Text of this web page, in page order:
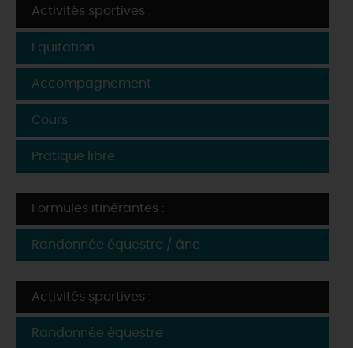
Activités sportives :
Equitation
Accompagnement
Cours
Pratique libre
Formules itinérantes :
Randonnée équestre / âne
Activités sportives :
Randonnée équestre